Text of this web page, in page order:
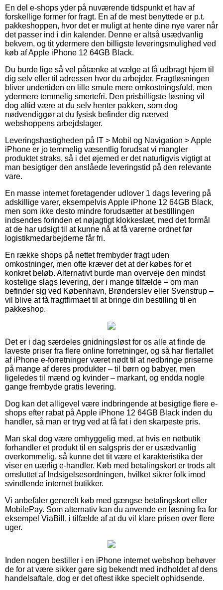
En del e-shops yder på nuværende tidspunkt et hav af
forskellige former for fragt. En af de mest benyttede er p.t.
pakkeshoppen, hvor det er muligt at hente dine nye varer når
det passer ind i din kalender. Denne er altså usædvanlig
bekvem, og tit ydermere den billigste leveringsmulighed ved
køb af Apple iPhone 12 64GB Black.
Du burde lige så vel påtænke at vælge at få udbragt hjem til
dig selv eller til adressen hvor du arbejder. Fragtløsningen
bliver undertiden en lille smule mere omkostningsfuld, men
ydermere temmelig smertefri. Den prisbilligste løsning vil
dog altid være at du selv henter pakken, som dog
nødvendiggør at du fysisk befinder dig nærved
webshoppens arbejdslager.
Leveringshastigheden på IT > Mobil og Navigation > Apple
iPhone er jo temmelig væsentlig forudsat vi mangler
produktet straks, så i det øjemed er det naturligvis vigtigt at
man besigtiger den anslåede leveringstid på den relevante
vare.
En masse internet foretagender udlover 1 dags levering på
adskillige varer, eksempelvis Apple iPhone 12 64GB Black,
men som ikke desto mindre forudsætter at bestillingen
indsendes forinden et nøjagtigt klokkeslæt, med det formål
at de har udsigt til at kunne nå at få varerne ordnet før
logistikmedarbejderne får fri.
En række shops på nettet frembyder fragt uden
omkostninger, men ofte kræver det at der købes for et
konkret beløb. Alternativt burde man overveje den mindst
kostelige slags levering, der i mange tilfælde – om man
befinder sig ved København, Brønderslev eller Svenstrup –
vil blive at få fragtfirmaet til at bringe din bestilling til en
pakkeshop.
Det er i dag særdeles gnidningsløst for os alle at finde de
laveste priser fra flere online forretninger, og så har flertallet
af iPhone e-forretninger været nødt til at nedbringe priserne
på mange af deres produkter – til børn og babyer, men
ligeledes til mænd og kvinder – markant, og endda nogle
gange frembyde gratis levering.
Dog kan det alligevel være indbringende at besigtige flere e-
shops efter rabat på Apple iPhone 12 64GB Black inden du
handler, så man er tryg ved at få fat i den skarpeste pris.
Man skal dog være omhyggelig med, at hvis en netbutik
forhandler et produkt til en salgspris der er usædvanlig
overkommelig, så kunne det tit være et karakteristika der
viser en uærlig e-handler. Køb med betalingskort er trods alt
omsluttet af Indsigelsesordningen, hvilket sikrer folk imod
svindlende internet butikker.
Vi anbefaler generelt køb med gængse betalingskort eller
MobilePay. Som alternativ kan du anvende en løsning fra for
eksempel ViaBill, i tilfælde af at du vil klare prisen over flere
uger.
Inden nogen bestiller i en iPhone internet webshop behøver
de for at være sikker gøre sig bekendt med indholdet af dens
handelsaftale, dog er det oftest ikke specielt ophidsende.